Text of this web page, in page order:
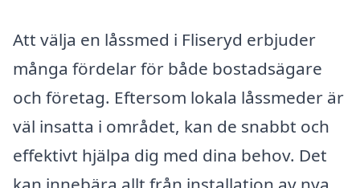
Att välja en låssmed i Fliseryd erbjuder
många fördelar för både bostadsägare
och företag. Eftersom lokala låssmeder är
väl insatta i området, kan de snabbt och
effektivt hjälpa dig med dina behov. Det